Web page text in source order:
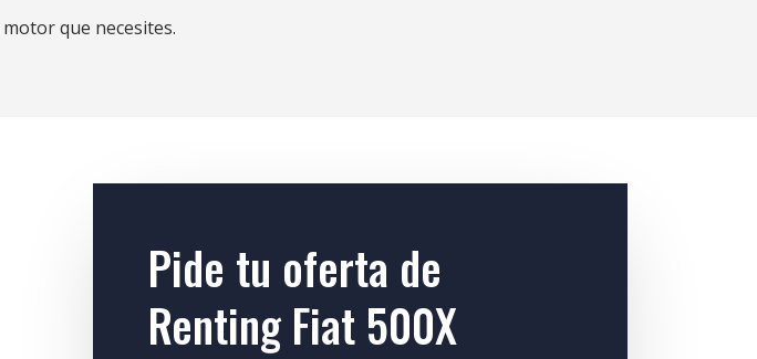
que necesites.
Pide tu oferta de
Renting Fiat 500X